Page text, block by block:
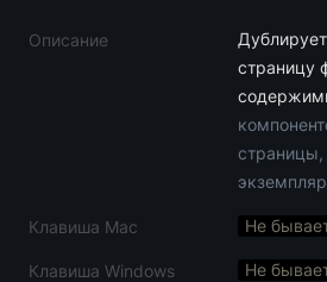
Описание
страницу
страницы,
Клавиша Mac Не
Клавиша Windows Не